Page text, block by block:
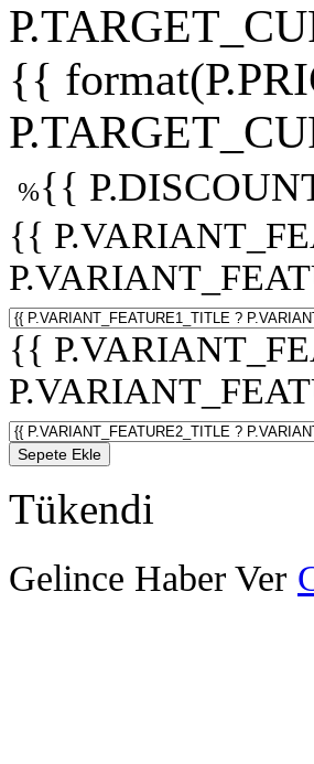
{{
%{{
{{
{{
Sepete Ekle
Tükendi
Gelince Haber Ver